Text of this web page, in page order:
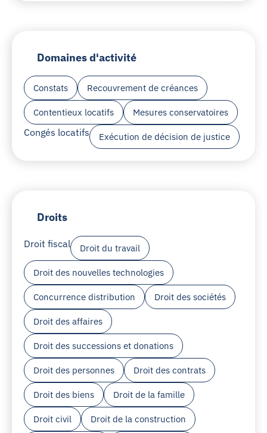
Domaines d'activité
Constats Recouvrement de créances
Contentieux locatifs Mesures conservatoires
Congés locatifs Exécution de décision de justice
Droits
Droit fiscal Droit du travail
Droit des nouvelles technologies
Concurrence distribution Droit des sociétés
Droit des affaires
Droit des successions et donations
Droit des personnes Droit des contrats
Droit des biens Droit de la famille
Droit civil Droit de la construction